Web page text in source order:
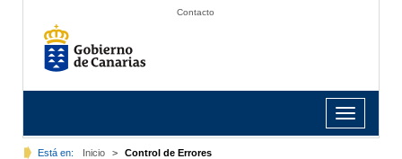
Contacto
Toggle
navigation
Está en: Inicio > Control de Errores